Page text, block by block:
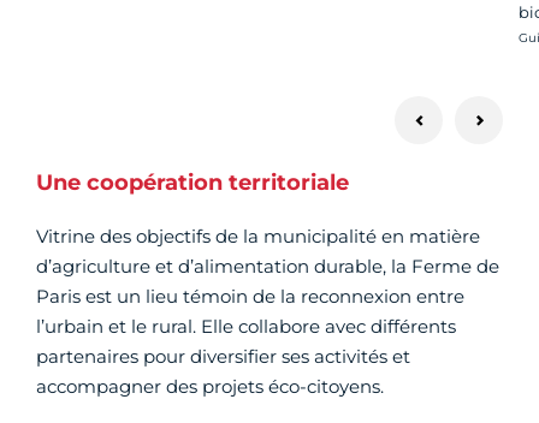
Une coopération territoriale
Vitrine des objectifs de la municipalité en matière
d’agriculture et d’alimentation durable, la Ferme de
Paris est un lieu témoin de la reconnexion entre
l’urbain et le rural. Elle collabore avec différents
partenaires pour diversifier ses activités et
accompagner des projets éco-citoyens.